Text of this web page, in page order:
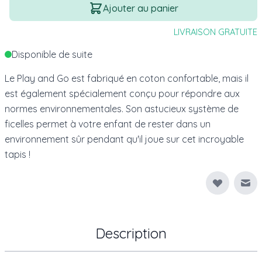
Ajouter au panier
LIVRAISON GRATUITE
Disponible de suite
Le Play and Go est fabriqué en coton confortable, mais il
est également spécialement conçu pour répondre aux
normes environnementales. Son astucieux système de
ficelles permet à votre enfant de rester dans un
environnement sûr pendant qu'il joue sur cet incroyable
tapis !
Description